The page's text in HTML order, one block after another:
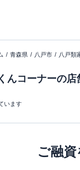
青森県 八戸市 八戸類
んコーナーの店
います
ご融資